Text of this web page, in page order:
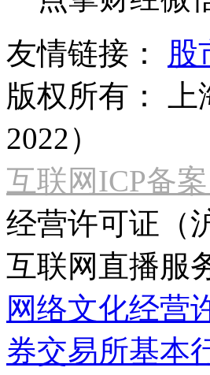
友情链接：
股
版权所有：
2022）
互联网ICP备
经营许可证（
互联网直播服
网络文化经营
券交易所基本